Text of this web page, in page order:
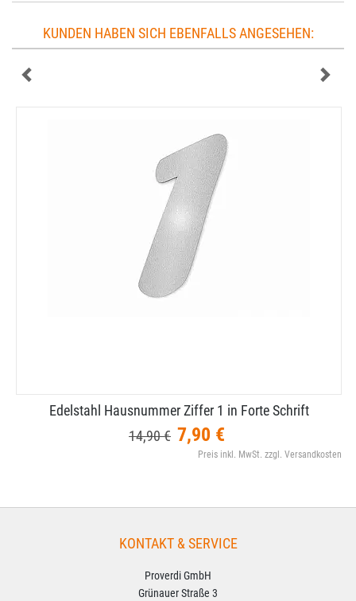
KUNDEN HABEN SICH EBENFALLS ANGESEHEN:
Edelstahl Hausnummer Ziffer 1 in Forte Schrift
14,90 € 7,90 €
Preis inkl. MwSt. zzgl. Versandkosten
KONTAKT & SERVICE
Proverdi GmbH
Grünauer Straße 3